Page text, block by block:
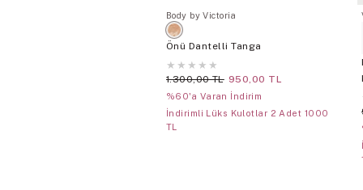
Body by Victoria
Önü Dantelli Tanga
★ ★ ★ ★ ★
1.300,00 TL 950,00 TL
%60'a Varan İndirim
İndirimli Lüks Kulotlar 2 Adet 1000
TL